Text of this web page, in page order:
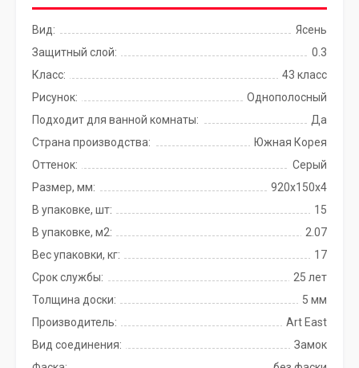
Вид:
Ясень
Защитный слой:
0.3
Класс:
43 класс
Рисунок:
Однополосный
Подходит для ванной комнаты:
Да
Страна производства:
Южная Корея
Оттенок:
Серый
Размер, мм:
920х150х4
В упаковке, шт:
15
В упаковке, м2:
2.07
Вес упаковки, кг:
17
Срок службы:
25 лет
Толщина доски:
5 мм
Производитель:
Art East
Вид соединения:
Замок